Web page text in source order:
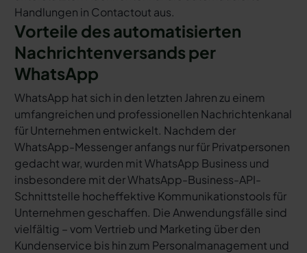
Handlungen in Contactout aus.
Vorteile des automatisierten
Nachrichtenversands per
WhatsApp
WhatsApp hat sich in den letzten Jahren zu einem
umfangreichen und professionellen Nachrichtenkanal
für Unternehmen entwickelt. Nachdem der
WhatsApp-Messenger anfangs nur für Privatpersonen
gedacht war, wurden mit WhatsApp Business und
insbesondere mit der WhatsApp-Business-API-
Schnittstelle hocheffektive Kommunikationstools für
Unternehmen geschaffen. Die Anwendungsfälle sind
vielfältig – vom Vertrieb und Marketing über den
Kundenservice bis hin zum Personalmanagement und